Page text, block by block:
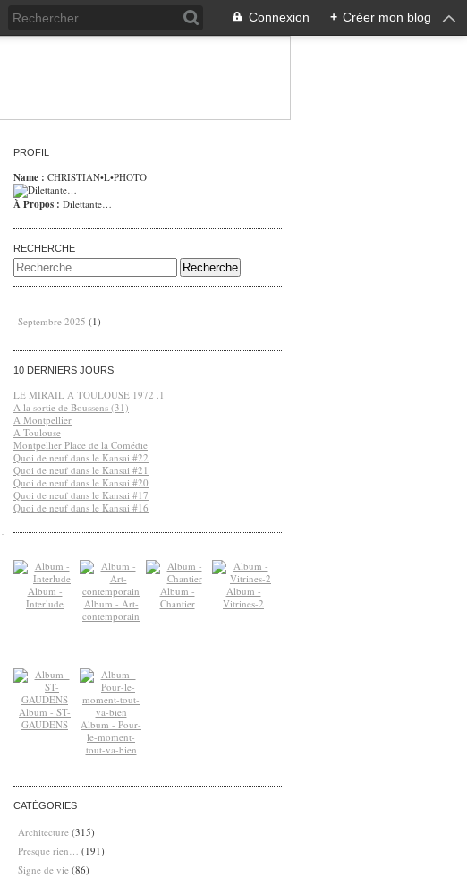
Connexion + Créer mon blog
PROFIL
Name : CHRISTIAN•L•PHOTO
À Propos : Dilettante…
RECHERCHE
Septembre 2025 (1)
10 DERNIERS JOURS
LE MIRAIL A TOULOUSE 1972 .1
A la sortie de Boussens (31)
A Montpellier
A Toulouse
Montpellier Place de la Comédie
Quoi de neuf dans le Kansai #22
Quoi de neuf dans le Kansai #21
Quoi de neuf dans le Kansai #20
Quoi de neuf dans le Kansai #17
Quoi de neuf dans le Kansai #16
Album -
Interlude
Album - Art-
contemporain
Album -
Chantier
Album -
Vitrines-2
Album - ST-
GAUDENS
Album - Pour-
le-moment-
tout-va-bien
CATÉGORIES
Architecture (315)
Presque rien…
(191)
Signe de vie (86)